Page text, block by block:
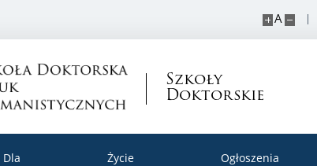
A
Szkoły
Doktorskie
Dla
Życie
Ogłoszenia